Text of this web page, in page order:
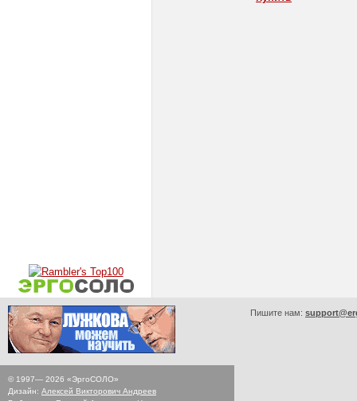
© 1997— 2026 «ЭргоСОЛО»
Дизайн: Алексей Викторович Андреев
Пишите нам: